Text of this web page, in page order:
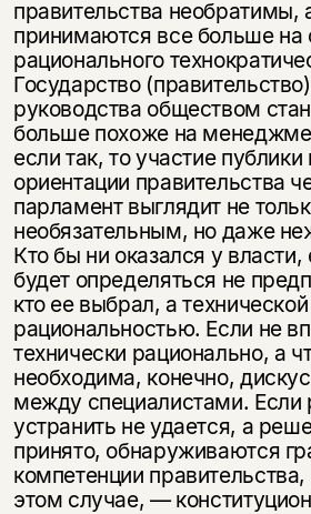
правительства необратимы,
принимаются все больше на
рационального
Государство
руководства обществом
больше похоже на
если так, то участие публики
ориентации правительства
парламент выглядит не
необязательным, но даже
Кто бы ни оказался у власти,
будет определяться не
кто ее выбрал, а технической
рациональностью. Если не
технически рационально, а
необходима, конечно,
между специалистами. Если
устранить не удается, а
принято, обнаруживаются
компетенции
этом случае, —